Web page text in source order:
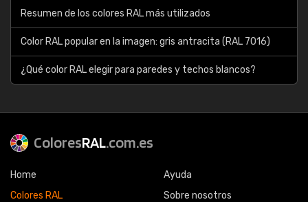
Resumen de los colores RAL más utilizados
Color RAL popular en la imagen: gris antracita (RAL 7016)
¿Qué color RAL elegir para paredes y techos blancos?
ColoresRAL.com.es
Home
Colores RAL
Ayuda
Sobre nosotros